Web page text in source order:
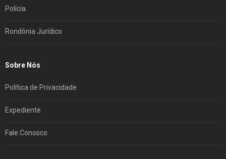
Polícia
Rondônia Jurídico
Sobre Nós
Política de Privacidade
Expediente
Fale Conosco